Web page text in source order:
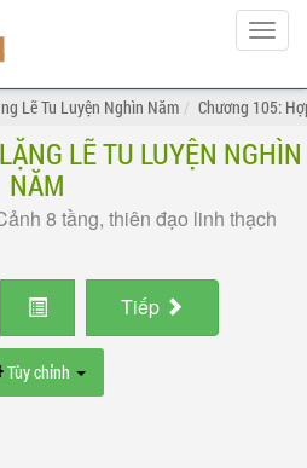
Hiện
menu
Lẽ Tu Luyện Nghìn Năm Chương 105:
LẼ TU LUYỆN NGHÌN
NĂM
8 tầng, thiên đạo linh thạch
Tiếp
Tùy chỉnh